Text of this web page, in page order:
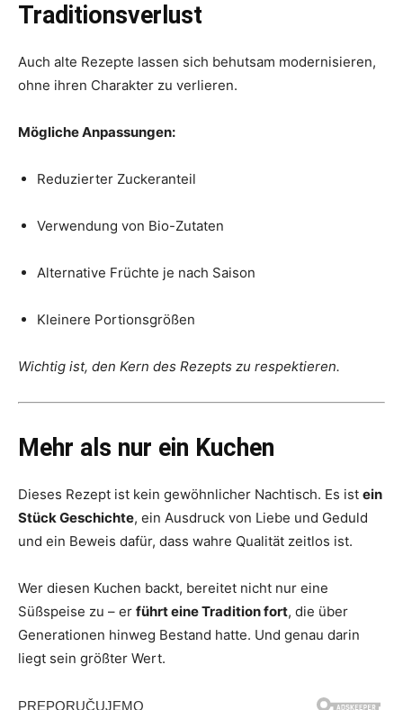
Traditionsverlust
Auch alte Rezepte lassen sich behutsam modernisieren,
ohne ihren Charakter zu verlieren.
Mögliche Anpassungen:
Reduzierter Zuckeranteil
Verwendung von Bio-Zutaten
Alternative Früchte je nach Saison
Kleinere Portionsgrößen
Wichtig ist, den Kern des Rezepts zu respektieren.
Mehr als nur ein Kuchen
Dieses Rezept ist kein gewöhnlicher Nachtisch. Es ist ein
Stück Geschichte, ein Ausdruck von Liebe und Geduld
und ein Beweis dafür, dass wahre Qualität zeitlos ist.
Wer diesen Kuchen backt, bereitet nicht nur eine
Süßspeise zu – er führt eine Tradition fort, die über
Generationen hinweg Bestand hatte. Und genau darin
liegt sein größter Wert.